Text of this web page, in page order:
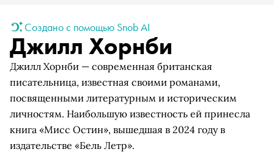
Создано с помощью Snob AI
Джилл Хорнби
Джилл Хорнби — современная британская
писательница, известная своими романами,
посвященными литературным и историческим
личностям. Наибольшую известность ей принесла
книга «Мисс Остин», вышедшая в 2024 году в
издательстве «Бель Летр».